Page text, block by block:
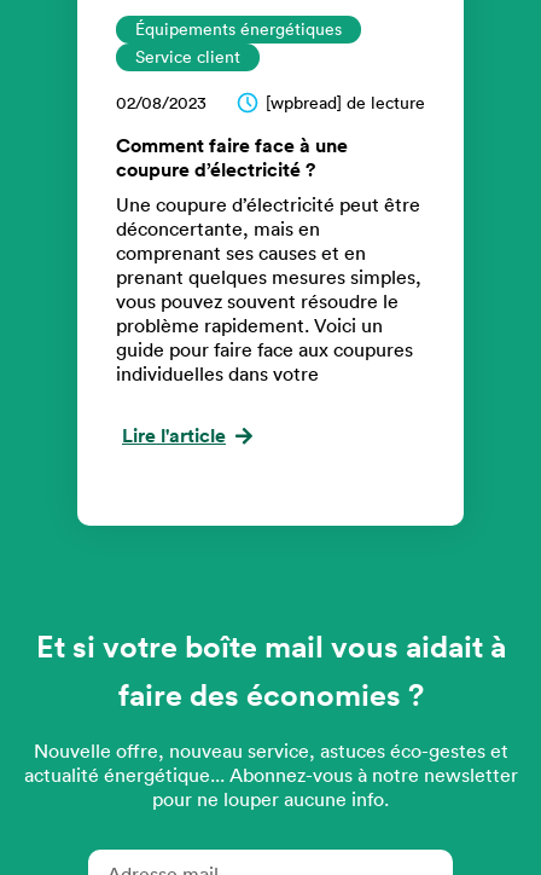
Équipements énergétiques
Service client
02/08/2023 [wpbread] de lecture
Comment faire face à une
coupure d’électricité ?
Une coupure d’électricité peut être
déconcertante, mais en
comprenant ses causes et en
prenant quelques mesures simples,
vous pouvez souvent résoudre le
problème rapidement. Voici un
guide pour faire face aux coupures
individuelles dans votre
Lire l'article
Et si votre boîte mail vous aidait à
faire des économies ?
Nouvelle offre, nouveau service, astuces éco-gestes et
actualité énergétique... Abonnez-vous à notre newsletter
pour ne louper aucune info.